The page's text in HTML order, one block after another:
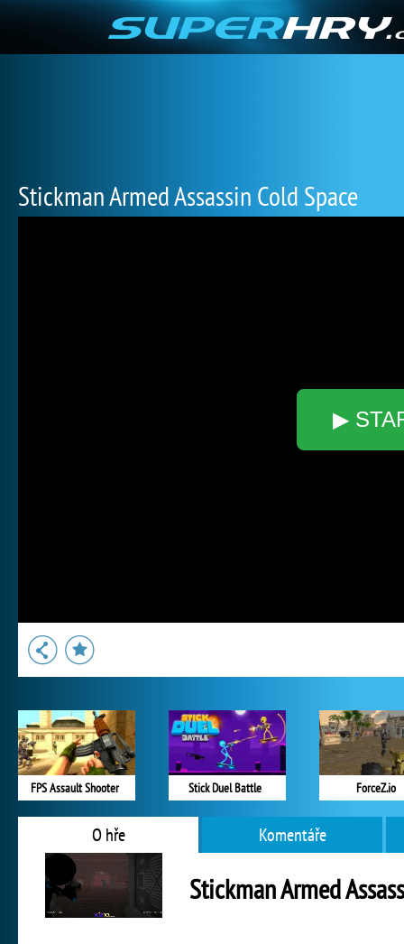
Stickman Armed Assassin Cold Space
▶
FPS Assault Shooter Stick Duel Battle ForceZ.io
O hře Komentáře
Stickman Armed